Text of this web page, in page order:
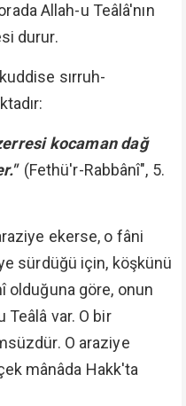
Allah-u Teâlâ'nın
durur.
sırruh-
kocaman dağ
(Fethü'r-Rabbânî", 5.
ekerse, o fâni
sürdüğü için, köşkünü
olduğuna göre, onun
Teâlâ var. O bir
O araziye
mânâda Hakk'ta